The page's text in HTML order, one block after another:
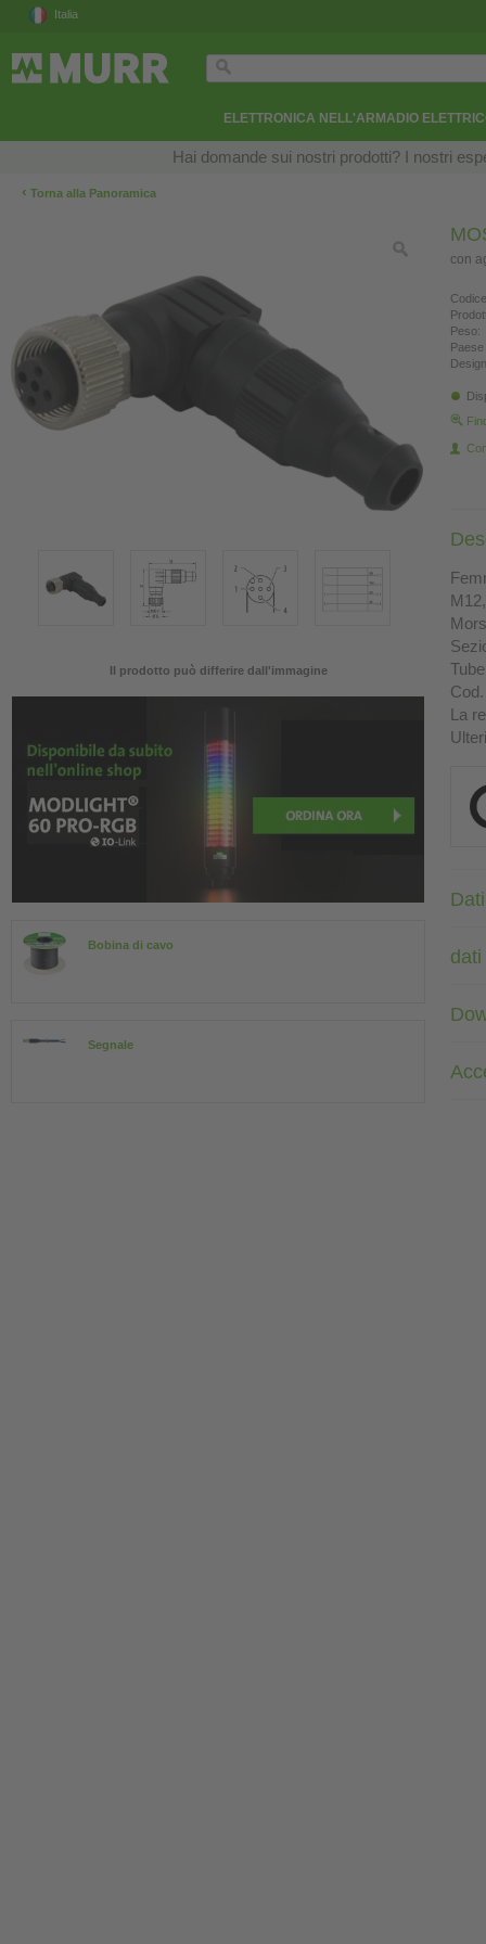
Italia
ELETTRONICA NELL'ARMADIO
Hai domande sui nostri prodotti? I nostri
‹ Torna alla Panoramica
Il prodotto può differire dall'immagine
Bobina di cavo
Segnale
con
Peso:
La